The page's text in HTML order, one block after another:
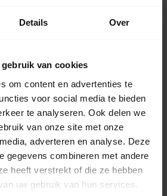
Details Over
van cookies
om content en advertenties te
voor social media te bieden
te analyseren. Ook delen we
van onze site met onze
adverteren en analyse. Deze
gegevens combineren met andere
heeft verstrekt of die ze hebben
uw gebruik van hun services.
mit no-nonsense Rückgaberecht
bis 20:00 Uhr per Chat, Telefon oder